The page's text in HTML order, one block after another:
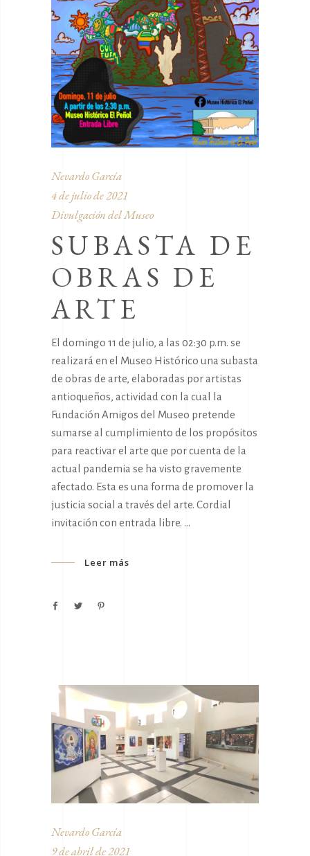
Nevardo García
4 de julio de 2021
Divulgación del Museo
SUBASTA DE
OBRAS DE
ARTE
El domingo 11 de julio, a las 02:30 p.m. se
realizará en el Museo Histórico una subasta
de obras de arte, elaboradas por artistas
antioqueños, actividad con la cual la
Fundación Amigos del Museo pretende
sumarse al cumplimiento de los propósitos
para reactivar el arte que por cuenta de la
actual pandemia se ha visto gravemente
afectado. Esta es una forma de promover la
justicia social a través del arte. Cordial
invitación con entrada libre.
Leer más
Nevardo García
9 de abril de 2021